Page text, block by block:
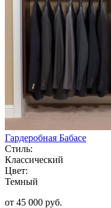
Гардеробная Бабасе
Стиль:
Классический
Цвет:
Темный
от 45 000 руб.